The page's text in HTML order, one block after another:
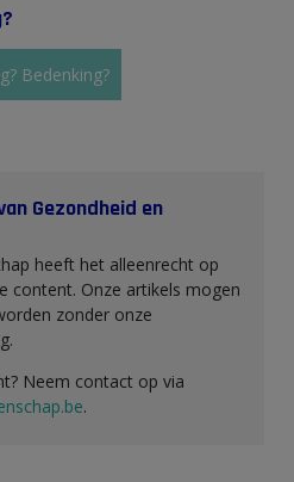
Bedenking?
Gezondheid en
heeft het alleenrecht op
content. Onze artikels mogen
zonder onze
Neem contact op via
.